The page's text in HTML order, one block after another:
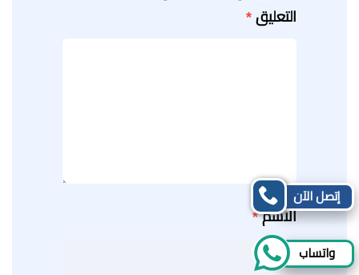
التعليق *
الاسم*
إتصل الآن
واتساب